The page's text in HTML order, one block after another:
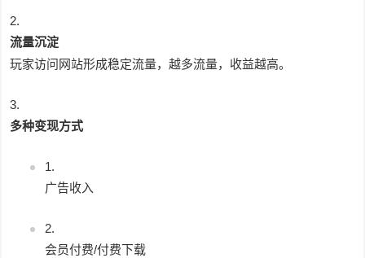
流量沉淀
玩家访问网站形成稳定流量，越多流量，收益越高。
多种变现方式
广告收入
会员付费/付费下载